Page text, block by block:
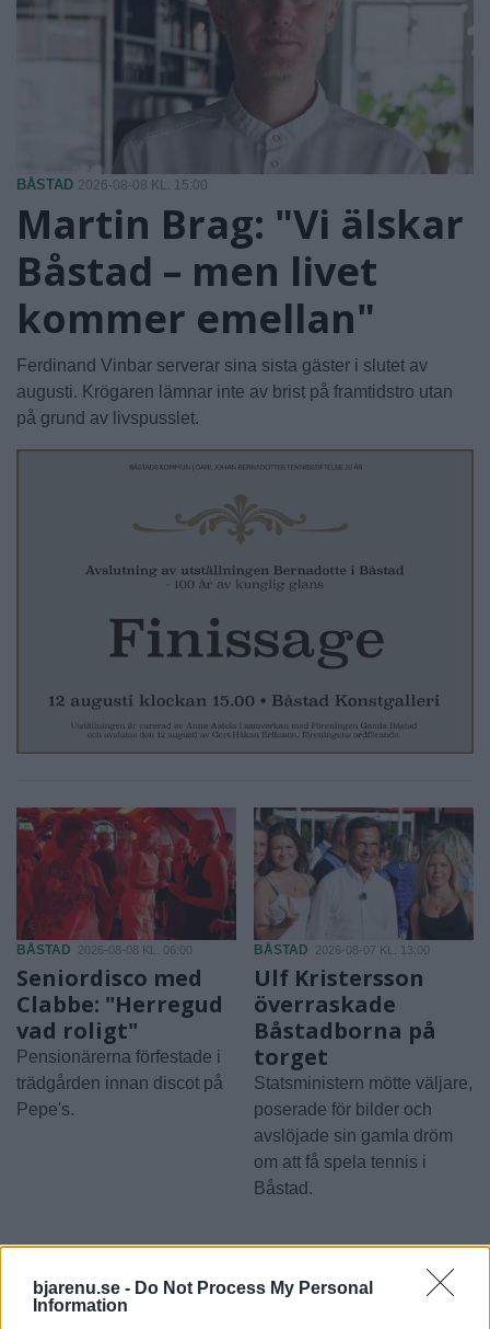
bjarenu.se - Do Not Process My Personal
Information
BÅSTAD 2026-08-08 KL. 15:00
Martin Brag: "Vi älskar
Båstad – men livet
kommer emellan"
Ferdinand Vinbar serverar sina sista gäster i slutet av
augusti. Krögaren lämnar inte av brist på framtidstro utan
på grund av livspusslet.
BÅSTAD 2026-08-08 KL. 06:00
Seniordisco med
Clabbe: "Herregud
vad roligt"
Pensionärerna förfestade i
trädgården innan discot på
Pepe's.
BÅSTAD 2026-08-07 KL. 13:00
Ulf Kristersson
överraskade
Båstadborna på
torget
Statsministern mötte väljare,
poserade för bilder och
avslöjade sin gamla dröm
om att få spela tennis i
Båstad.